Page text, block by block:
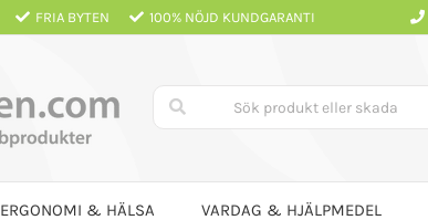
FRIA BYTEN 100% NÖJD KUNDGARANTI
ERGONOMI & HÄLSA VARDAG & HJÄLPMEDEL